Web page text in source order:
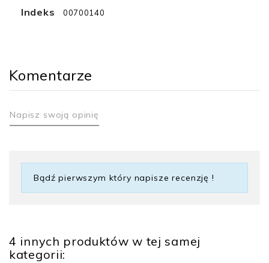
Indeks 00700140
Komentarze
Napisz swoją opinię
Bądź pierwszym który napisze recenzję !
4 innych produktów w tej samej
kategorii: